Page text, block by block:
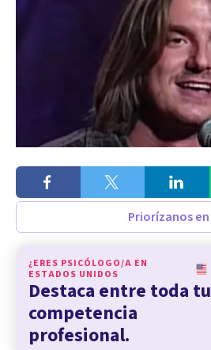
Priorízanos en
¿ERES PSICÓLOGO/A EN
ESTADOS UNIDOS
Destaca entre toda tu
competencia
profesional.